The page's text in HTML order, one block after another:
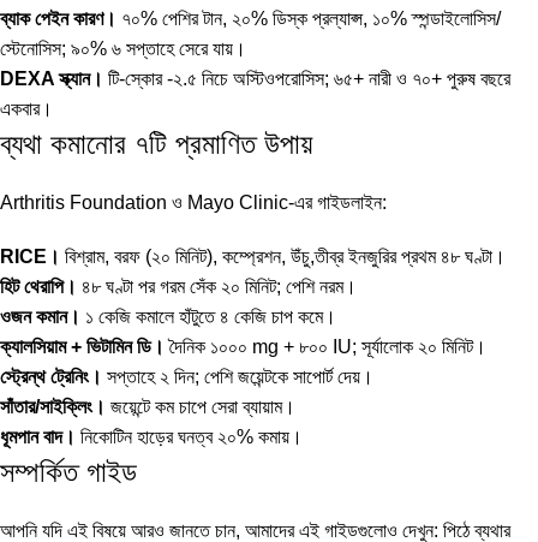
ব্যাক পেইন কারণ। ৭০% পেশির টান, ২০% ডিস্ক প্রল্যাপ্স, ১০% স্পন্ডাইলোসিস/
স্টেনোসিস; ৯০% ৬ সপ্তাহে সেরে যায়।
DEXA স্ক্যান। টি-স্কোর -২.৫ নিচে অস্টিওপরোসিস; ৬৫+ নারী ও ৭০+ পুরুষ বছরে
একবার।
ব্যথা কমানোর ৭টি প্রমাণিত উপায়
Arthritis Foundation ও Mayo Clinic-এর গাইডলাইন:
RICE। বিশ্রাম, বরফ (২০ মিনিট), কম্প্রেশন, উঁচু,তীব্র ইনজুরির প্রথম ৪৮ ঘণ্টা।
হিট থেরাপি। ৪৮ ঘণ্টা পর গরম সেঁক ২০ মিনিট; পেশি নরম।
ওজন কমান। ১ কেজি কমালে হাঁটুতে ৪ কেজি চাপ কমে।
ক্যালসিয়াম + ভিটামিন ডি। দৈনিক ১০০০ mg + ৮০০ IU; সূর্যালোক ২০ মিনিট।
স্ট্রেন্থ ট্রেনিং। সপ্তাহে ২ দিন; পেশি জয়েন্টকে সাপোর্ট দেয়।
সাঁতার/সাইক্লিং। জয়েন্টে কম চাপে সেরা ব্যায়াম।
ধূমপান বাদ। নিকোটিন হাড়ের ঘনত্ব ২০% কমায়।
সম্পর্কিত গাইড
আপনি যদি এই বিষয়ে আরও জানতে চান, আমাদের এই গাইডগুলোও দেখুন: পিঠে ব্যথার